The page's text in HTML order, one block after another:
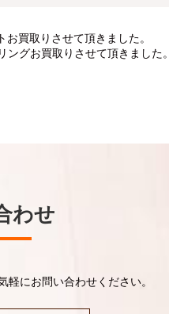
買取りさせて頂きました。
ングお買取りさせて頂きました
わせ
軽にお問い合わせください。